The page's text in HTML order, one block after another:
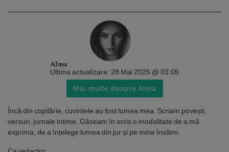
Alma
Ultima actualizare: 28 Mai 2025 @ 03:05
Mai multe despre Alma
Încă din copilărie, cuvintele au fost lumea mea. Scriam povești,
versuri, jurnale intime. Găseam în scris o modalitate de a mă
exprima, de a înțelege lumea din jur și pe mine însămi.